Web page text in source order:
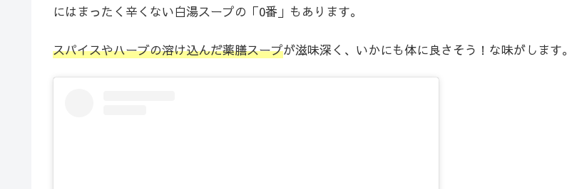
にはまったく辛くない白湯スープの「0番」もあります。
スパイスやハーブの溶け込んだ薬膳スープが滋味深く、いかにも体に良さそう！な味がします。